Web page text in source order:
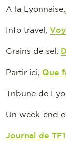
A la Lyonnaise,
Info travel,
Grains de sel,
Partir ici, Que
Tribune de
Un week-end
Journal de TF1